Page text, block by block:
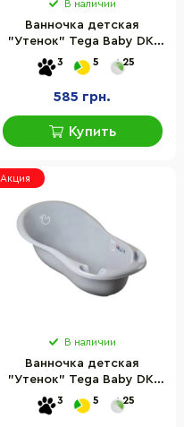
В наличии
Ванночка детская
"Утенок" Tega Baby DK-
004-132 желтый, 86 см
3 5 25
585 грн.
Купить
Акция
В наличии
Ванночка детская
"Утенок" Tega Baby DK-
005-122 светло-серый,
102 см
3 5 25